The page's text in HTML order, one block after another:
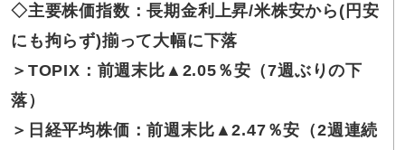
◇主要株価指数：長期金利上昇/米株安から(円安
にも拘らず)揃って大幅に下落
＞TOPIX：前週末比▲2.05％安（7週ぶりの下
落）
＞日経平均株価：前週末比▲2.47％安（2週連続